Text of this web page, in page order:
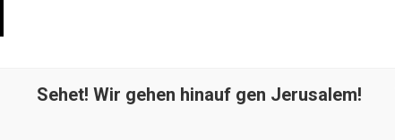
Sehet! Wir gehen hinauf gen Jerusalem!